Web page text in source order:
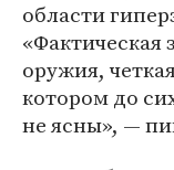
области
«Фактическая
оружия,
котором до
не ясны», —